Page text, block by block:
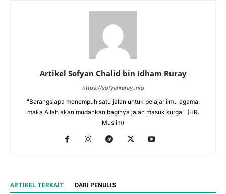
Artikel Sofyan Chalid bin Idham Ruray
https://sofyanruray.info
"Barangsiapa menempuh satu jalan untuk belajar ilmu agama,
maka Allah akan mudahkan baginya jalan masuk surga." (HR.
Muslim)
ARTIKEL TERKAIT DARI PENULIS